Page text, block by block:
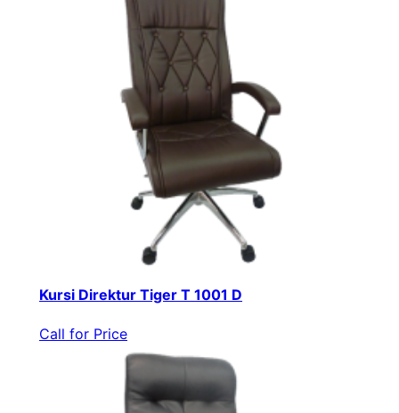
Kursi Direktur Tiger T 1001 D
Call for Price